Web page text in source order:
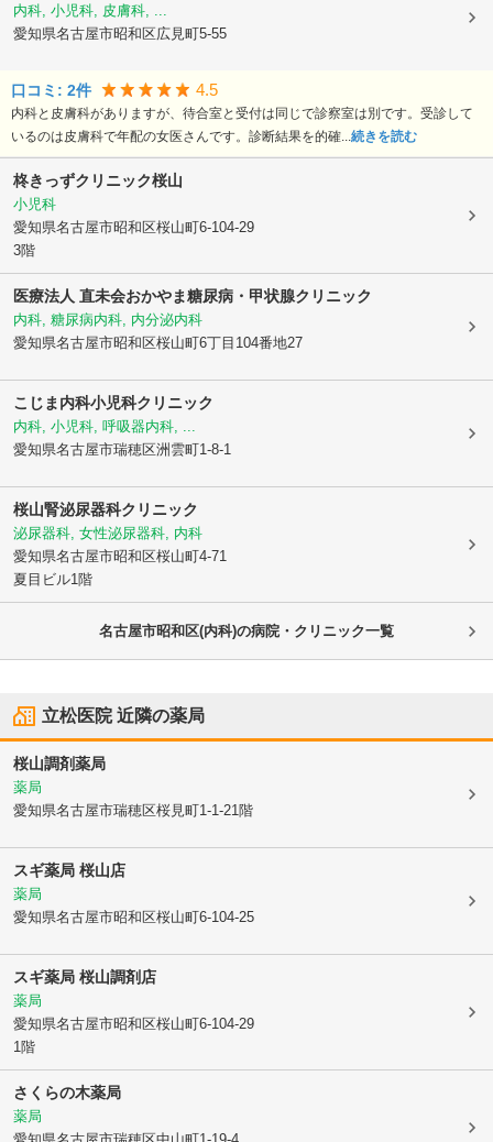
内科, 小児科, 皮膚科, ...
愛知県名古屋市昭和区広見町5-55
口コミ: 2件 4.5
内科と皮膚科がありますが、待合室と受付は同じで診察室は別です。受診して
いるのは皮膚科で年配の女医さんです。診断結果を的確...続きを読む
柊きっずクリニック桜山
小児科
愛知県名古屋市昭和区桜山町6-104-29
3階
医療法人 直未会おかやま糖尿病・甲状腺クリニック
内科, 糖尿病内科, 内分泌内科
愛知県名古屋市昭和区桜山町6丁目104番地27
こじま内科小児科クリニック
内科, 小児科, 呼吸器内科, ...
愛知県名古屋市瑞穂区洲雲町1-8-1
桜山腎泌尿器科クリニック
泌尿器科, 女性泌尿器科, 内科
愛知県名古屋市昭和区桜山町4-71
夏目ビル1階
名古屋市昭和区(内科)の病院・クリニック一覧
立松医院近隣の薬局
桜山調剤薬局
薬局
愛知県名古屋市瑞穂区桜見町1-1-21階
スギ薬局 桜山店
薬局
愛知県名古屋市昭和区桜山町6-104-25
スギ薬局 桜山調剤店
薬局
愛知県名古屋市昭和区桜山町6-104-29
1階
さくらの木薬局
薬局